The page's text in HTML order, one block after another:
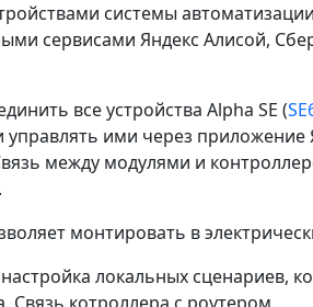
системы автоматизации
сервисами Яндекс Алисой,
все устройства Alpha SE (
управлять ими через приложение
между модулями и
монтировать в
локальных сценариев,